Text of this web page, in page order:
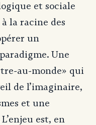
et sociale
la racine des
un
Une
au-monde» qui
de l’imaginaire,
et une
est, en